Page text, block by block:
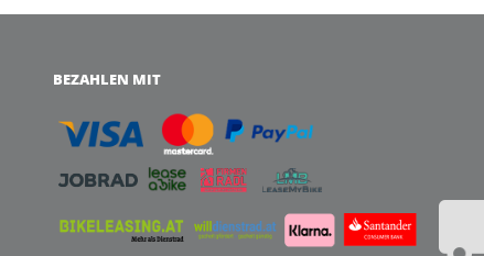
BEZAHLEN MIT